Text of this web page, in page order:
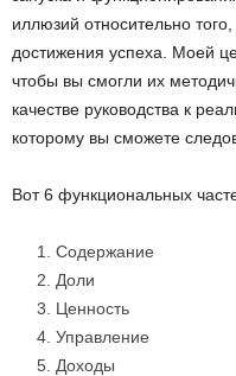
иллюзий относительно
достижения успеха. Моей
чтобы вы смогли их
качестве руководства к
которому вы сможете
Вот 6 функциональных
Содержание
Доли
Ценность
Управление
Доходы